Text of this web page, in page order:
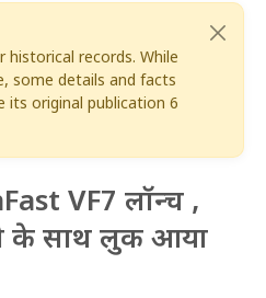
records. While
some details and facts
its original publication 6
VF7 लॉन्च ,
के साथ लुक आया